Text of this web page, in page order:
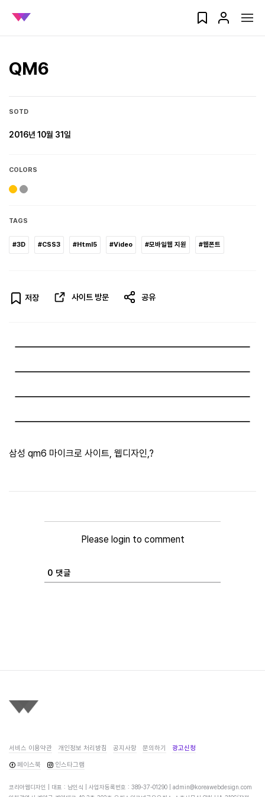
QM6
SOTD
2016년 10월 31일
COLORS
TAGS
#3D #CSS3 #Html5 #Video #모바일웹 지원 #웹폰트
저장 사이트 방문 공유
삼성 qm6 마이크로 사이트, 웹디자인,?
Please login to comment
0 댓글
서비스 이용약관 개인정보 처리방침 공지사항 문의하기 광고신청
페이스북 인스타그램
코리아웹디자인 | 대표 : 남인식 | 사업자등록번호 : 389-37-01290 | admin@koreawebdesign.com